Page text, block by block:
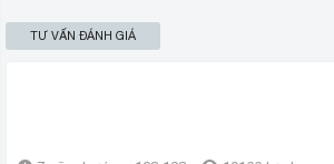
TƯ VẤN ĐÁNH GIÁ